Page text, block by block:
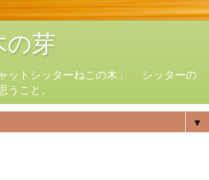
の芽
ットシッターねこの木」 シッターの
うこと。
▼